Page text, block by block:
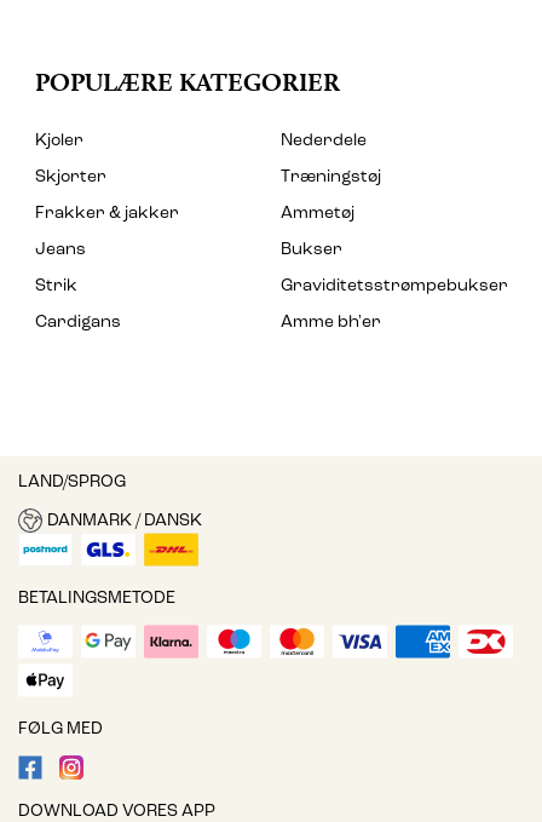
POPULÆRE KATEGORIER
Kjoler
Nederdele
Skjorter
Træningstøj
Frakker & jakker
Ammetøj
Jeans
Bukser
Strik
Graviditetsstrømpebukser
Cardigans
Amme bh'er
LAND/SPROG
DANMARK / DANSK
BETALINGSMETODE
FØLG MED
DOWNLOAD VORES APP